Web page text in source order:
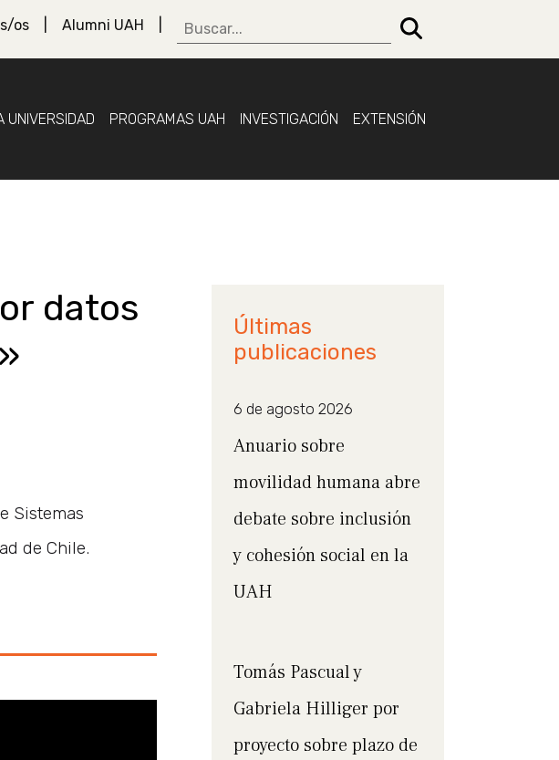
os Alumni UAH
UNIVERSIDAD PROGRAMAS UAH INVESTIGACIÓN EXTENSIÓN
datos
Sistemas
de Chile.
Últimas
publicaciones
6 de agosto 2026
Anuario sobre
movilidad humana abre
debate sobre inclusión
y cohesión social en la
UAH
Tomás Pascual y
Gabriela Hilliger por
proyecto sobre plazo de